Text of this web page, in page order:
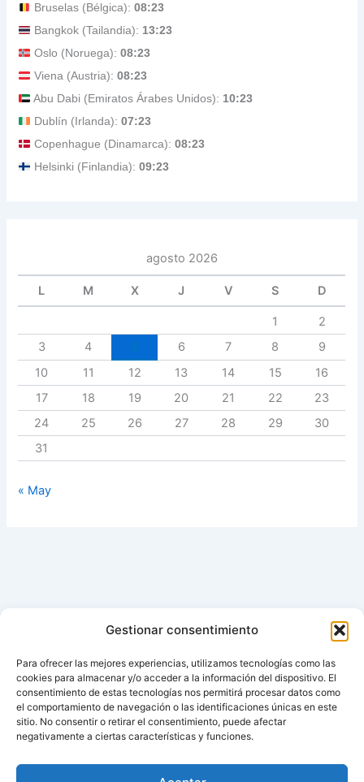
Gestionar consentimiento
Para ofrecer las mejores experiencias, utilizamos tecnologías como las
cookies para almacenar y/o acceder a la información del dispositivo. El
consentimiento de estas tecnologías nos permitirá procesar datos como
el comportamiento de navegación o las identificaciones únicas en este
sitio. No consentir o retirar el consentimiento, puede afectar
negativamente a ciertas características y funciones.
Bruselas (Bélgica):08:23
Bangkok (Tailandia): 13:23
Oslo (Noruega):08:23
Viena (Austria):08:23
Abu Dabi (Emiratos Árabes Unidos): 10:23
Dublín (Irlanda):07:23
Copenhague (Dinamarca):08:23
Helsinki (Finlandia):09:23
agosto 2026
L M X J V S D
1
2
3
4 6 7 8
9
10
11 12 13 14 15
16
17
18 19 20 21 22
23
24
25 26 27 28 29
30
31
« May